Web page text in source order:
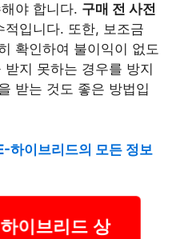
야 합니다. 구매 전 사전
입니다. 또한, 보조금
확인하여 불이익이 없도
지 못하는 경우를 방지
받는 것도 좋은 방법입
하이브리드의 모든 정보
이브리드 상